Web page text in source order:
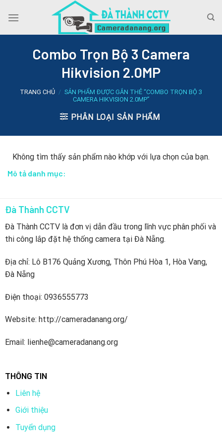
Combo Trọn Bộ 3 Camera
Hikvision 2.0MP
TRANG CHỦ / SẢN PHẨM ĐƯỢC GẮN THẺ “COMBO TRỌN BỘ 3
CAMERA HIKVISION 2.0MP”
PHÂN LOẠI SẢN PHẨM
Không tìm thấy sản phẩm nào khớp với lựa chọn của bạn.
Mô tả danh mục:
Đà Thành CCTV
Đà Thành CCTV là đơn vị dẫn đầu trong lĩnh vực phân phối và
thi công lắp đặt hệ thống camera tại Đà Nẵng.
Địa chỉ: Lô B176 Quảng Xương, Thôn Phú Hòa 1, Hòa Vang,
Đà Nẵng
Điện thoại: 0936555773
Website: http://cameradanang.org/
Email: lienhe@cameradanang.org
THÔNG TIN
Liên hệ
Giới thiệu
Tuyển dụng